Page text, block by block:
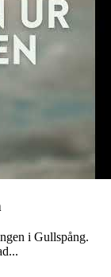
i Gullspång.